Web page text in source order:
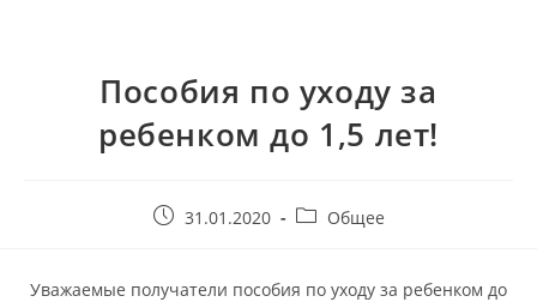
Пособия по уходу за
ребенком до 1,5 лет!
31.01.2020 Общее
Уважаемые получатели пособия по уходу за ребенком до